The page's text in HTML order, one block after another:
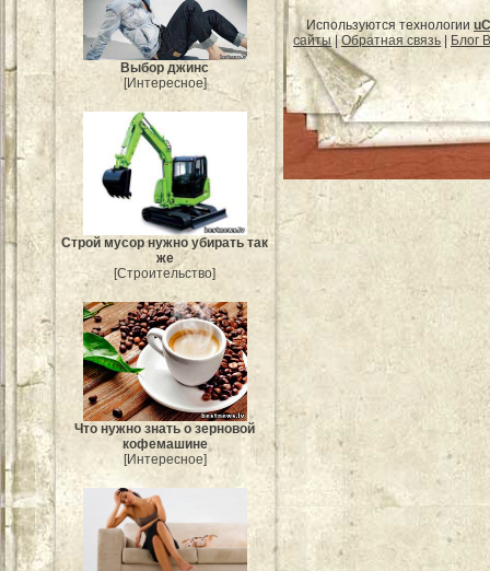
Выбор джинс
[Интересное]
Строй мусор нужно убирать так
же
[Строительство]
Что нужно знать о зерновой
кофемашине
[Интересное]
Используются технологии
сайты|Обратная связь Блог